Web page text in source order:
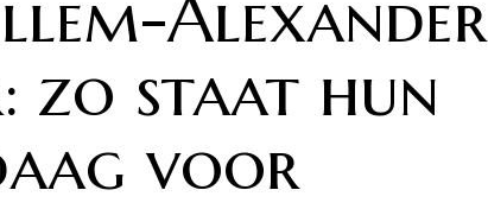
Alexander
zo staat hun
voor